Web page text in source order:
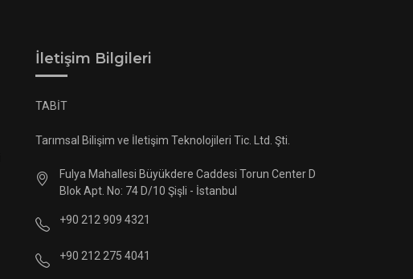
İletişim Bilgileri
TABİT
Tarımsal Bilişim ve İletişim Teknolojileri Tic. Ltd. Şti.
Fulya Mahallesi Büyükdere Caddesi Torun Center D
Blok Apt. No: 74 D/10 Şişli - İstanbul
+90 212 909 4321
+90 212 275 4041